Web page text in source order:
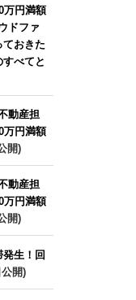
万円満額
ドファ
ておきた
べてと
動産担
万円満額
開)
動産担
万円満額
開)
発生！回
開)